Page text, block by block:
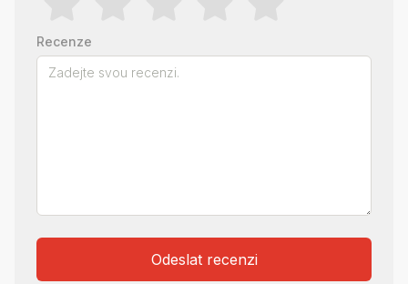
Recenze
Odeslat recenzi